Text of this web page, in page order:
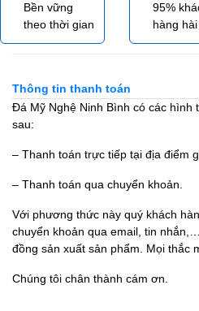
Bền vững
theo thời gian
95%
hàng
Thông tin thanh toán
Đá Mỹ Nghệ Ninh Bình có các hình
sau:
– Thanh toán trực tiếp tại địa điểm
– Thanh toán qua chuyển khoản.
Với phương thức này quý khách
chuyển khoản qua email, tin
đồng sản xuất sản phẩm. Mọi thắc
Chúng tôi chân thành cám ơn.